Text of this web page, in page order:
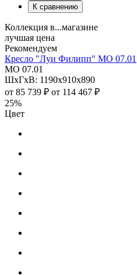
К сравнению
Коллекция в...магазине
лучшая цена
Рекомендуем
Кресло "Луи Филипп" МО 07.01
МО 07.01
ШхГхВ: 1190х910х890
от 85 739 ₽ от 114 467 ₽
25%
Цвет